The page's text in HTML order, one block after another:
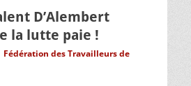
D’Alembert
la lutte paie !
Fédération des Travailleurs de